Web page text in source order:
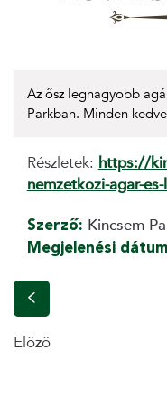
Az ősz legnagyobb
Parkban. Minden
Részletek: https://
nemzetkozi-agar-
Szerző: Kincsem
Megjelenési
Előző